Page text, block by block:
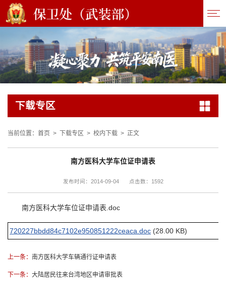
下载专区
当前位置： 首页 > 下载专区 > 校内下载 > 正文
南方医科大学车位证申请表
发布时间：2014-09-04 点击数： 1592
南方医科大学车位证申请表.doc
720227bbdd84c7102e950851222ceaca.doc (28.00 KB)
上一条： 南方医科大学车辆通行证申请表
下一条： 大陆居民往来台湾地区申请审批表